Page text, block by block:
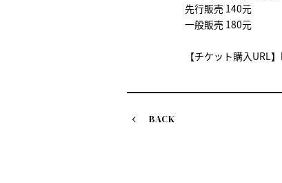
先行販売 140元
一般販売 180元
【チケット購入
BACK